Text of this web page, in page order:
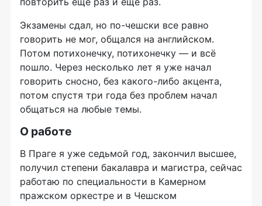
Экзамены сдал, но по-чешски все равно
говорить не мог, общался на английском.
Потом потихонечку, потихонечку — и всё
пошло. Через несколько лет я уже начал
говорить сносно, без какого-либо акцента,
потом спустя три года без проблем начал
общаться на любые темы.
О работе
В Праге я уже седьмой год, закончил высшее,
получил степени бакалавра и магистра, сейчас
работаю по специальности в Камерном
пражском оркестре и в Чешском